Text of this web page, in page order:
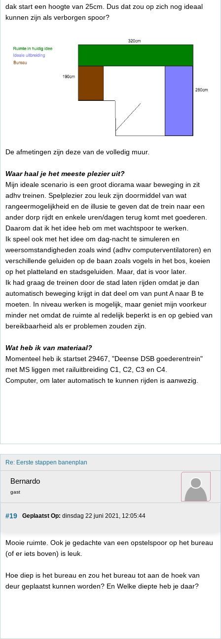
dak start een hoogte van 25cm. Dus dat zou op zich nog ideaal
kunnen zijn als verborgen spoor?
De afmetingen zijn deze van de volledig muur.
Waar haal je het meeste plezier uit?
Mijn ideale scenario is een groot diorama waar beweging in zit
adhv treinen. Spelplezier zou leuk zijn doormiddel van wat
rangeermogelijkheid en de illusie te geven dat de trein naar een
ander dorp rijdt en enkele uren/dagen terug komt met goederen.
Daarom dat ik het idee heb om met wachtspoor te werken.
Ik speel ook met het idee om dag-nacht te simuleren en
weersomstandigheden zoals wind (adhv computerventilatoren) en
verschillende geluiden op de baan zoals vogels in het bos, koeien
op het platteland en stadsgeluiden. Maar, dat is voor later.
Ik had graag de treinen door de stad laten rijden omdat je dan
automatisch beweging krijgt in dat deel om van punt A naar B te
moeten. In niveau werken is mogelijk, maar geniet mijn voorkeur
minder net omdat de ruimte al redelijk beperkt is en op gebied van
bereikbaarheid als er problemen zouden zijn.
Wat heb ik van materiaal?
Momenteel heb ik startset 29467, "Deense DSB goederentrein"
met MS liggen met railuitbreiding C1, C2, C3 en C4.
Computer, om later automatisch te kunnen rijden is aanwezig.
Re: Eerste stappen banenplan
Bernardo
gast
#19 Geplaatst Op: dinsdag 22 juni 2021, 12:05:44
Mooie ruimte. Ook je gedachte van een opstelspoor op het bureau
(of er iets boven) is leuk.
Hoe diep is het bureau en zou het bureau tot aan de hoek van
deur geplaatst kunnen worden? En Welke diepte heb je daar?